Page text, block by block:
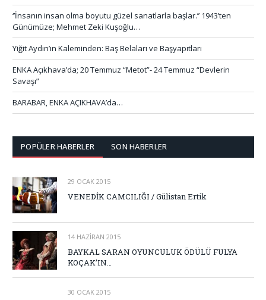
‘’İnsanın insan olma boyutu güzel sanatlarla başlar.’’ 1943’ten
Günümüze; Mehmet Zeki Kuşoğlu…
Yiğit Aydın’ın Kaleminden: Baş Belaları ve Başyapıtları
ENKA Açıkhava’da; 20 Temmuz “Metot”- 24 Temmuz “Devlerin
Savaşı”
BARABAR, ENKA AÇIKHAVA’da…
POPÜLER HABERLER SON HABERLER
29 OCAK 2015
VENEDİK CAMCILIĞI / Gülistan Ertik
14 HAZIRAN 2015
BAYKAL SARAN OYUNCULUK ÖDÜLÜ FULYA
KOÇAK’IN…
30 OCAK 2015